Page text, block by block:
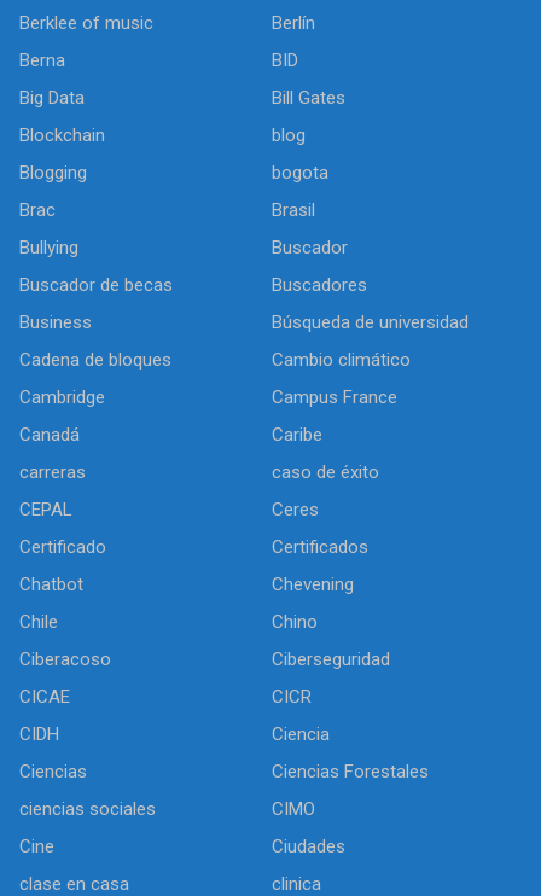
Berklee of music
Berlín
Berna
BID
Big Data
Bill Gates
Blockchain
blog
Blogging
bogota
Brac
Brasil
Bullying
Buscador
Buscador de becas
Buscadores
Business
Búsqueda de universidad
Cadena de bloques
Cambio climático
Cambridge
Campus France
Canadá
Caribe
carreras
caso de éxito
CEPAL
Ceres
Certificado
Certificados
Chatbot
Chevening
Chile
Chino
Ciberacoso
Ciberseguridad
CICAE
CICR
CIDH
Ciencia
Ciencias
Ciencias Forestales
ciencias sociales
CIMO
Cine
Ciudades
clase en casa
clinica